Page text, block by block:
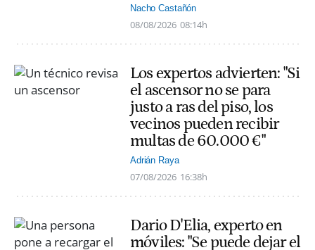
Nacho Castañón
08/08/2026 08:14h
Los expertos advierten: "Si
el ascensor no se para
justo a ras del piso, los
vecinos pueden recibir
multas de 60.000 €"
Adrián Raya
07/08/2026 16:38h
Dario D'Elia, experto en
móviles: "Se puede dejar el